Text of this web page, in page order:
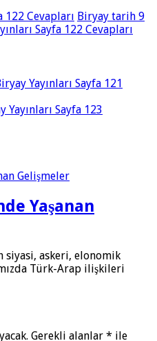
122 Cevapları Biryay tarih 9
Sayfa 122 Cevapları
Yayınları Sayfa 121
Yayınları Sayfa 123
Yaşanan
siyasi, askeri, elonomik
Türk-Arap ilişkileri
Gerekli alanlar * ile